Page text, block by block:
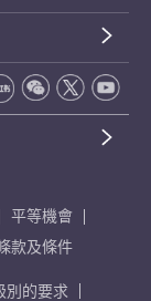
平等機會
款及條件
別的要求